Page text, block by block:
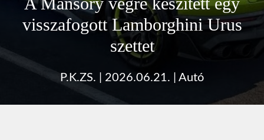
visszafogott Lamborghini Urus
szettet
P.K.ZS. 2026.06.21. Autó